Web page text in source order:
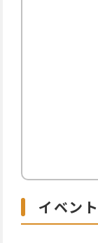
イベン